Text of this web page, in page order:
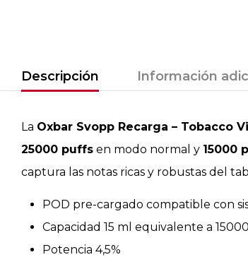
Descripción Información
La Oxbar Svopp Recarga – Tobacco
25000 puffs en modo normal y 15000
captura las notas ricas y robustas del
POD pre-cargado compatible con
Capacidad 15 ml equivalente a
Potencia 4,5%